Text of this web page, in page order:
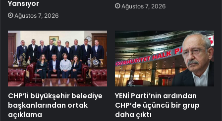
Yansıyor
Ağustos 7, 2026
Ağustos 7, 2026
CHP’li büyükşehir belediye
başkanlarından ortak
açıklama
YENİ Parti’nin ardından
CHP’de üçüncü bir grup
daha çıktı